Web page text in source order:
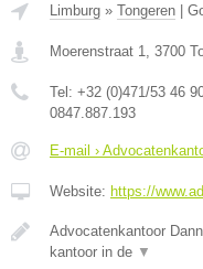
Limburg » Tongeren
Moerenstraat 1 3700
Tel: +32 (0)471/53 46
0847.887.193
E-mail ›
Website: https://
Advocatenkantoor
kantoor in de ▼